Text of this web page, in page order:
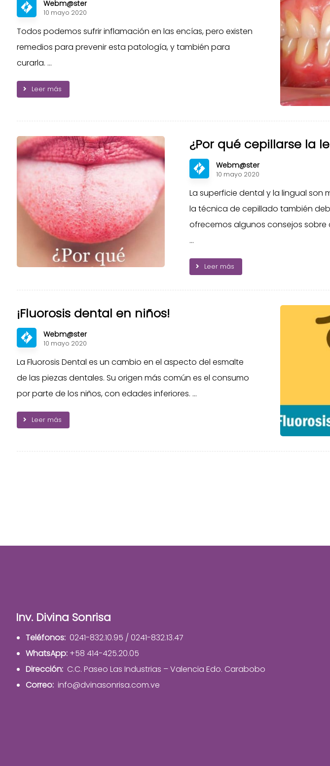
Webm@ster
10 mayo 2020
Todos podemos sufrir inflamación en las encías, pero existen
remedios para prevenir esta patología, y también para
curarla. ...
Leer más
¿Por qué cepillarse la
Webm@ster
10 mayo 2020
La superficie dental y la lingual son
la técnica de cepillado también
ofrecemos algunos consejos sobre
...
Leer más
¡Fluorosis dental en niños!
Webm@ster
10 mayo 2020
La Fluorosis Dental es un cambio en el aspecto del esmalte
de las piezas dentales. Su origen más común es el consumo
por parte de los niños, con edades inferiores. ...
Leer más
Inv. Divina Sonrisa
Teléfonos: 0241-832.10.95 / 0241-832.13.47
WhatsApp: +58 414-425.20.05
Dirección: C.C. Paseo Las Industrias – Valencia Edo. Carabobo
Correo: info@dvinasonrisa.com.ve